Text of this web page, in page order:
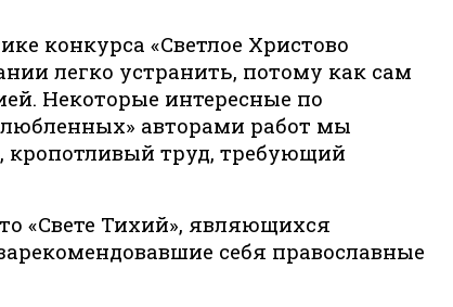
конкурса «Светлое Христово
легко устранить, потому как сам
Некоторые интересные по
авторами работ мы
кропотливый труд, требующий
«Свете Тихий», являющихся
себя православные